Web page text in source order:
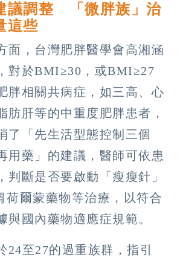
議調整 「微胖族」治
這些
面，台灣肥胖醫學會高湘涵
對於BMI≥30，或BMI≥27
胖相關共病症，如三高、心
肪肝等的中重度肥胖患者，
了「先生活型態控制三個
用藥」的建議，醫師可依患
判斷是否要啟動「瘦瘦針」
荷爾蒙藥物等治療，以符合
與國內藥物適應症規範。
24至27的過重族群，指引